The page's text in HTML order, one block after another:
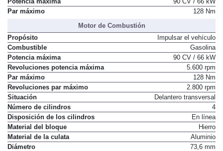
Par máximo
128 Nm
Motor de Combustión
Propósito
Impulsar el vehículo
Combustible
Gasolina
Potencia máxima
90 CV / 66 kW
Revoluciones potencia máxima
5.600 rpm
Par máximo
128 Nm
Revoluciones par máximo
2.800 rpm
Situación
Delantero transversal
Número de cilindros
4
Disposición de los cilindros
En línea
Material del bloque
Hierro
Material de la culata
Aluminio
Diámetro
73,6 mm